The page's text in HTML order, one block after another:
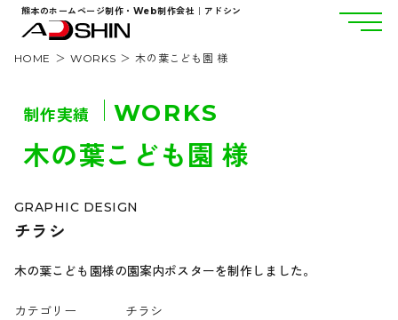
熊本のホームページ制作・Web制作会社｜アドシン
HOME WORKS 木の葉こども園 様
制作実績 WORKS
木の葉こども園 様
GRAPHIC DESIGN
チラシ
木の葉こども園様の園案内ポスターを制作しました。
カテゴリー チラシ